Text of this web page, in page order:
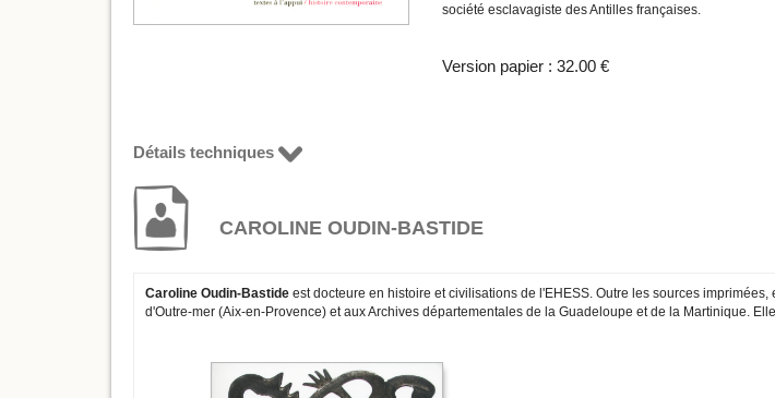
société esclavagiste des Antilles françaises.
Version papier : 32.00 €
Détails techniques
CAROLINE OUDIN-BASTIDE
Caroline Oudin-Bastide est docteure en histoire et civilisations de l'EHESS. Outre les sources
d'Outre-mer (Aix-en-Provence) et aux Archives départementales de la Guadeloupe et de la Martinique.